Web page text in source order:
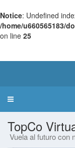
Notice: Undefined
/home/u660565183/
on line 25
Toggle
TopCo
Vuela al futuro con